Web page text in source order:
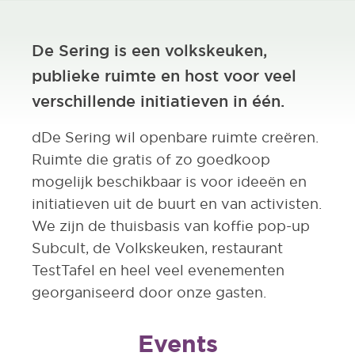
De Sering is een volkskeuken,
publieke ruimte en host voor veel
verschillende initiatieven in één.
dDe Sering wil openbare ruimte creëren.
Ruimte die gratis of zo goedkoop
mogelijk beschikbaar is voor ideeën en
initiatieven uit de buurt en van activisten.
We zijn de thuisbasis van koffie pop-up
Subcult, de Volkskeuken, restaurant
TestTafel en heel veel evenementen
georganiseerd door onze gasten. ​
Events